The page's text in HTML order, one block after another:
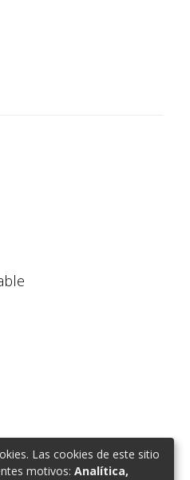
Las cookies de este sitio
motivos: Analítica,